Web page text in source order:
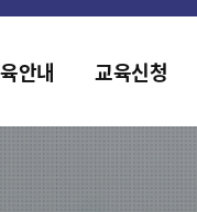
게 개편되었습니다.
안내 교육신청